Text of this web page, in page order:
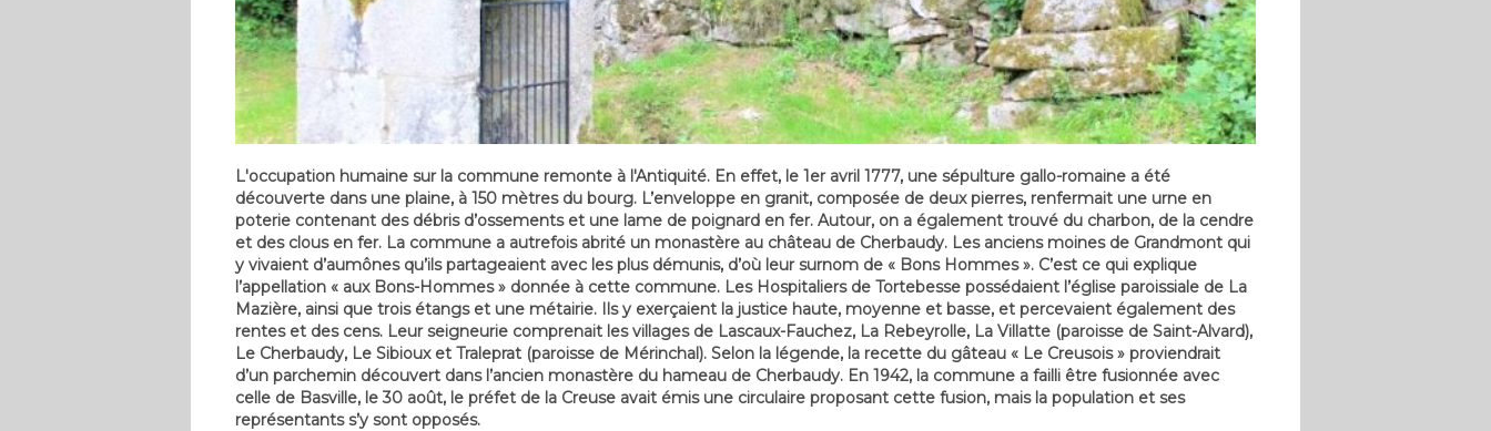
L'occupation humaine sur la commune remonte à l'Antiquité. En effet, le 1er avril 1777, une sépulture gallo-romaine a été
découverte dans une plaine, à 150 mètres du bourg. L’enveloppe en granit, composée de deux pierres, renfermait une urne en
poterie contenant des débris d’ossements et une lame de poignard en fer. Autour, on a également trouvé du charbon, de la cendre
et des clous en fer. La commune a autrefois abrité un monastère au château de Cherbaudy. Les anciens moines de Grandmont qui
y vivaient d’aumônes qu’ils partageaient avec les plus démunis, d’où leur surnom de « Bons Hommes ». C’est ce qui explique
l’appellation « aux Bons-Hommes » donnée à cette commune. Les Hospitaliers de Tortebesse possédaient l’église paroissiale de La
Mazière, ainsi que trois étangs et une métairie. Ils y exerçaient la justice haute, moyenne et basse, et percevaient également des
rentes et des cens. Leur seigneurie comprenait les villages de Lascaux-Fauchez, La Rebeyrolle, La Villatte (paroisse de Saint-Alvard),
Le Cherbaudy, Le Sibioux et Traleprat (paroisse de Mérinchal). Selon la légende, la recette du gâteau « Le Creusois » proviendrait
d’un parchemin découvert dans l’ancien monastère du hameau de Cherbaudy. En 1942, la commune a failli être fusionnée avec
celle de Basville, le 30 août, le préfet de la Creuse avait émis une circulaire proposant cette fusion, mais la population et ses
représentants s’y sont opposés.